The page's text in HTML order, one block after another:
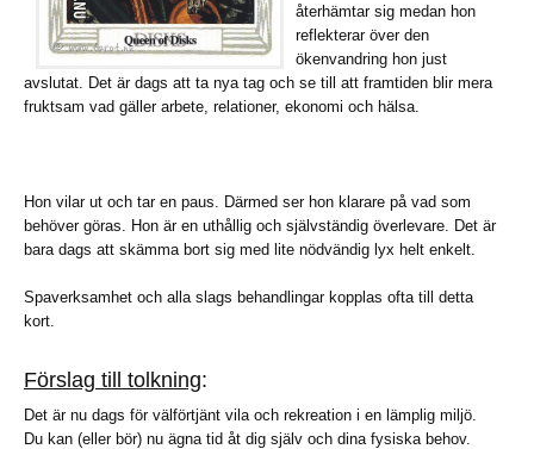
återhämtar sig medan hon
reflekterar över den
ökenvandring hon just
avslutat. Det är dags att ta nya tag och se till att framtiden blir mera
fruktsam vad gäller arbete, relationer, ekonomi och hälsa.
Hon vilar ut och tar en paus. Därmed ser hon klarare på vad som
behöver göras. Hon är en uthållig och självständig överlevare. Det är
bara dags att skämma bort sig med lite nödvändig lyx helt enkelt.
Spaverksamhet och alla slags behandlingar kopplas ofta till detta
kort.
Förslag till tolkning:
Det är nu dags för välförtjänt vila och rekreation i en lämplig miljö.
Du kan (eller bör) nu ägna tid åt dig själv och dina fysiska behov.